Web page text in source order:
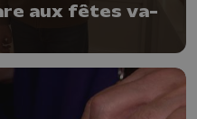
aux fêtes va-